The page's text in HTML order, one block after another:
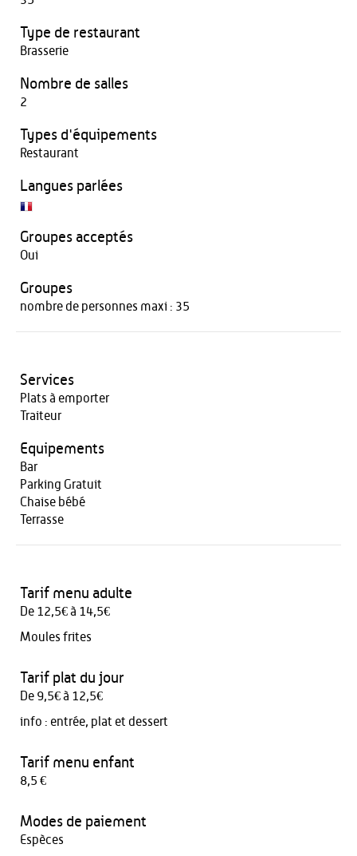
Type de restaurant
Brasserie
Nombre de salles
2
Types d'équipements
Restaurant
Langues parlées
Groupes acceptés
Oui
Groupes
nombre de personnes maxi : 35
Services
Plats à emporter
Traiteur
Equipements
Bar
Parking Gratuit
Chaise bébé
Terrasse
Tarif menu adulte
De 12,5€ à 14,5€
Moules frites
Tarif plat du jour
De 9,5€ à 12,5€
info : entrée, plat et dessert
Tarif menu enfant
8,5 €
Modes de paiement
Espèces